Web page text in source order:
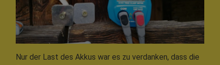
Nur der Last des Akkus war es zu verdanken, dass die